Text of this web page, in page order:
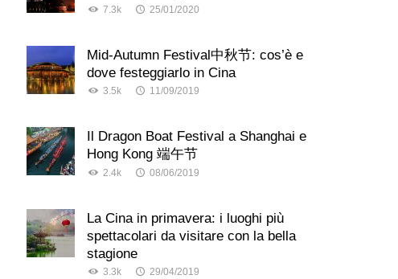
7.3k 25/01/2020
Mid-Autumn Festival中秋节: cos’è e
dove festeggiarlo in Cina
3.5k 11/09/2019
Il Dragon Boat Festival a Shanghai e
Hong Kong 端午节
2.4k 08/06/2019
La Cina in primavera: i luoghi più
spettacolari da visitare con la bella
stagione
3.3k 29/04/2019